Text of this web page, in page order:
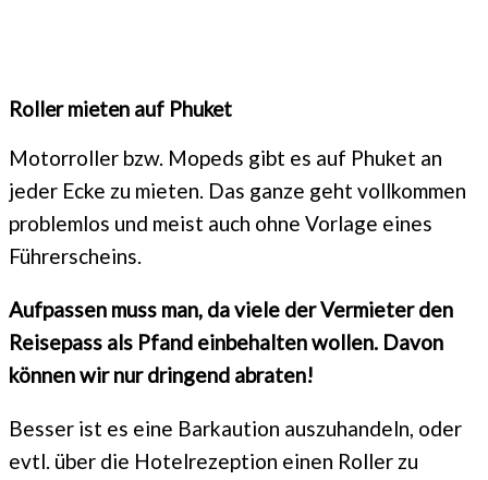
Roller mieten auf Phuket
Motorroller bzw. Mopeds gibt es auf Phuket an
jeder Ecke zu mieten. Das ganze geht vollkommen
problemlos und meist auch ohne Vorlage eines
Führerscheins.
Aufpassen muss man, da viele der Vermieter den
Reisepass als Pfand einbehalten wollen. Davon
können wir nur dringend abraten!
Besser ist es eine Barkaution auszuhandeln, oder
evtl. über die Hotelrezeption einen Roller zu